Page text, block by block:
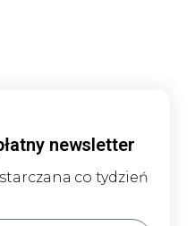
newsletter
co tydzień